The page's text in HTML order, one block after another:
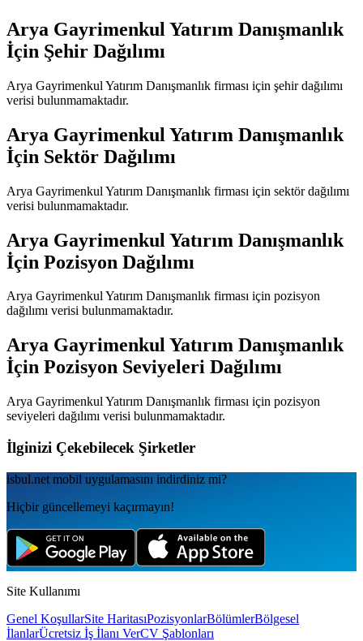
Arya Gayrimenkul Yatırım Danışmanlık
İçin Şehir Dağılımı
Arya Gayrimenkul Yatırım Danışmanlık firması için şehir dağılımı
verisi bulunmamaktadır.
Arya Gayrimenkul Yatırım Danışmanlık
İçin Sektör Dağılımı
Arya Gayrimenkul Yatırım Danışmanlık firması için sektör dağılımı
verisi bulunmamaktadır.
Arya Gayrimenkul Yatırım Danışmanlık
İçin Pozisyon Dağılımı
Arya Gayrimenkul Yatırım Danışmanlık firması için pozisyon
dağılımı verisi bulunmamaktadır.
Arya Gayrimenkul Yatırım Danışmanlık
İçin Pozisyon Seviyeleri Dağılımı
Arya Gayrimenkul Yatırım Danışmanlık firması için pozisyon
seviyeleri dağılımı verisi bulunmamaktadır.
İlginizi Çekebilecek Şirketler
isbul.net mobil uygulamаsını indirdiniz mi?
Hiçbir güncellemeyi kaçırmayın!
Site Kullanımı
Genel KoşullarSite HaritasıPozisyonlarBölümlerBölgesel
İlanlarÜcretsiz İş İlanı VerCV Şablonları